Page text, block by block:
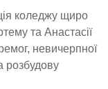
коледжу щиро
та Анастасії
невичерпної
розбудову